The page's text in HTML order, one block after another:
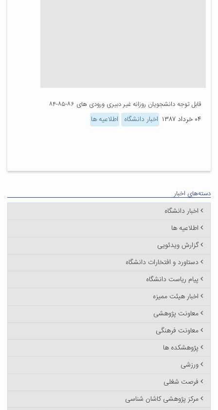
قابل توجه دانشجویان روزانه غیر دبیری ورودی های ۸۶-۸۵-۸۴
۰۴ خرداد ۱۳۸۷ اخبار دانشگاه اطلاعیه ها
دسته‌های اخبار
اخبار دانشگاه
اطلاعیه ها
گزارش ویدئویی
دستاورد و افتخارات دانشگاه
پیام ریاست دانشگاه
اخبار هیئت ممیزه
معاونت پژوهشی
معاونت فرهنگی
پژوهشکده ها
ورزشی
فرصت شغلی
مرکز پژوهشی کاشان شناسی